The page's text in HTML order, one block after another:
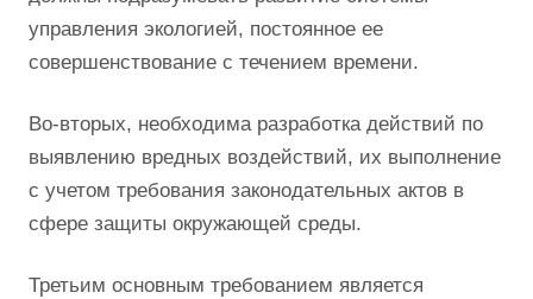
управления экологией, постоянное ее
совершенствование с течением времени.
Во-вторых, необходима разработка действий по
выявлению вредных воздействий, их выполнение
с учетом требования законодательных актов в
сфере защиты окружающей среды.
Третьим основным требованием является